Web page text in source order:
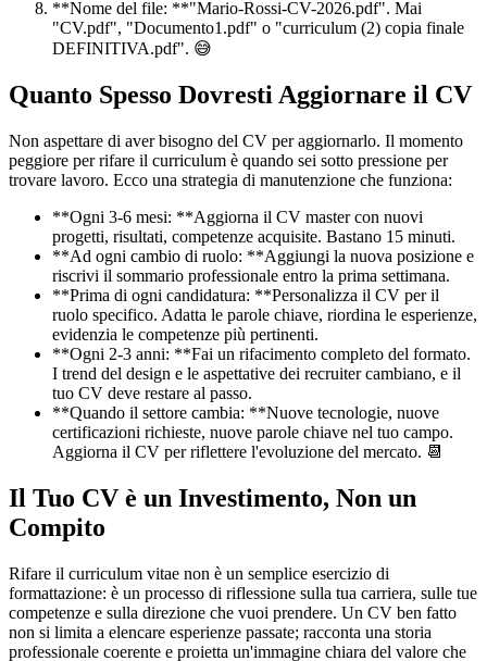
**Nome del file: **"Mario-Rossi-CV-2026.pdf". Mai
"CV.pdf", "Documento1.pdf" o "curriculum (2) copia finale
DEFINITIVA.pdf". 😅
Quanto Spesso Dovresti Aggiornare il CV
Non aspettare di aver bisogno del CV per aggiornarlo. Il momento
peggiore per rifare il curriculum è quando sei sotto pressione per
trovare lavoro. Ecco una strategia di manutenzione che funziona:
**Ogni 3-6 mesi: **Aggiorna il CV master con nuovi
progetti, risultati, competenze acquisite. Bastano 15 minuti.
**Ad ogni cambio di ruolo: **Aggiungi la nuova posizione e
riscrivi il sommario professionale entro la prima settimana.
**Prima di ogni candidatura: **Personalizza il CV per il
ruolo specifico. Adatta le parole chiave, riordina le esperienze,
evidenzia le competenze più pertinenti.
**Ogni 2-3 anni: **Fai un rifacimento completo del formato.
I trend del design e le aspettative dei recruiter cambiano, e il
tuo CV deve restare al passo.
**Quando il settore cambia: **Nuove tecnologie, nuove
certificazioni richieste, nuove parole chiave nel tuo campo.
Aggiorna il CV per riflettere l'evoluzione del mercato. 📆
Il Tuo CV è un Investimento, Non un
Compito
Rifare il curriculum vitae non è un semplice esercizio di
formattazione: è un processo di riflessione sulla tua carriera, sulle tue
competenze e sulla direzione che vuoi prendere. Un CV ben fatto
non si limita a elencare esperienze passate; racconta una storia
professionale coerente e proietta un'immagine chiara del valore che